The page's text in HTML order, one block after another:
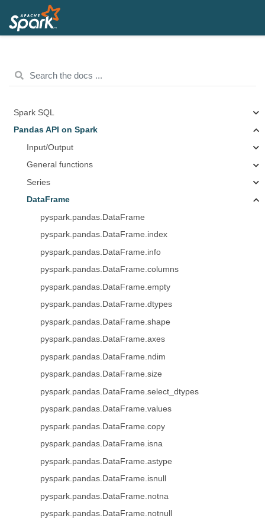
Spark SQL
Pandas API on Spark
Input/Output
General functions
Series
DataFrame
pyspark.pandas.DataFrame
pyspark.pandas.DataFrame.index
pyspark.pandas.DataFrame.info
pyspark.pandas.DataFrame.columns
pyspark.pandas.DataFrame.empty
pyspark.pandas.DataFrame.dtypes
pyspark.pandas.DataFrame.shape
pyspark.pandas.DataFrame.axes
pyspark.pandas.DataFrame.ndim
pyspark.pandas.DataFrame.size
pyspark.pandas.DataFrame.select_dtypes
pyspark.pandas.DataFrame.values
pyspark.pandas.DataFrame.copy
pyspark.pandas.DataFrame.isna
pyspark.pandas.DataFrame.astype
pyspark.pandas.DataFrame.isnull
pyspark.pandas.DataFrame.notna
pyspark.pandas.DataFrame.notnull